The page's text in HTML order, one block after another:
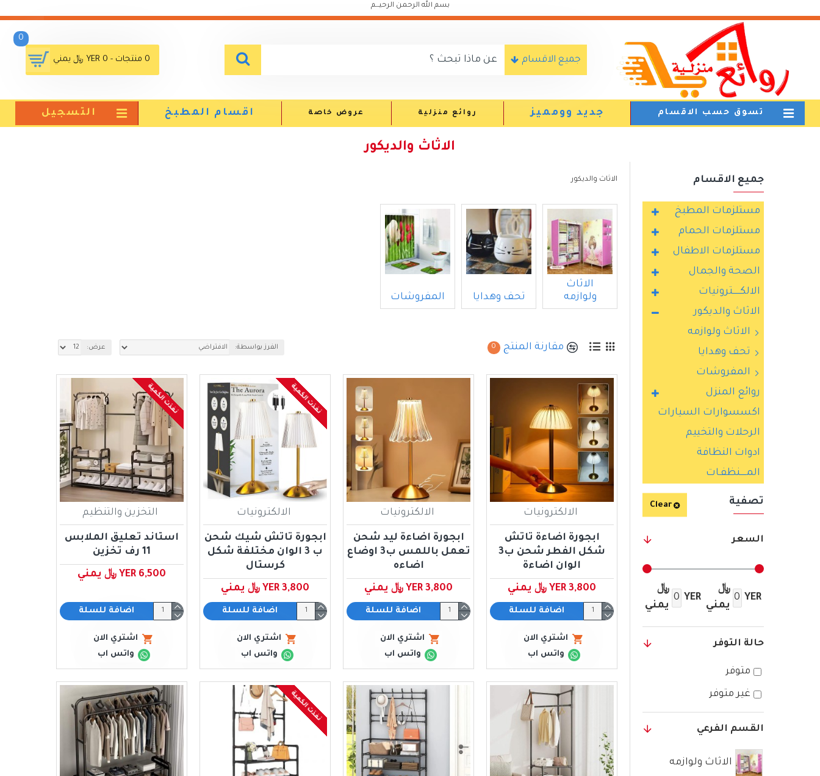
بسم الله الرحمن الرحيـــم
جميع الاقسام 0 منتجات - YER 0 ﷼ يمني
0
تسوق حسب الاقسام جديد وومميز روائع منزلية عروض خاصة اقسام المطبخ التسجيل
الاثاث والديكور
جميع الاقسام
مستلزمات المطبخ
مستلزمات الحمام
مستلزمات الاطفال
الصحة والجمال
الالكــــــترونيات
الاثاث والديكور
الاثاث ولوازمه
تحف وهدايا
المفروشات
روائع المنزل
اكسسوارات السيارات
الرحلات والتخييم
ادوات النظافة
المـــــنظفـات
تصفية Clear
السعر
YER
﷼
يمني
YER
﷼
يمني
القسم الفرعي
الاثاث ولوازمه
حالة التوفر
متوفر
غير متوفر
الاثاث والديكور
الاثاث
ولوازمه
تحف وهدايا المفروشات
مقارنة المنتج 0 الفرز بواسطة: عرض:
الالكترونيات
ابجورة اضاءة تاتش
شكل الفطر شحن ب3
الوان اضاءة
YER 3,800 ﷼ يمني
اضافة للسلة
اشتري الان
واتس اب
الالكترونيات
ابجورة اضاءة ليد شحن
تعمل باللمس ب3 اوضاع
اضاءه
YER 3,800 ﷼ يمني
اضافة للسلة
اشتري الان
واتس اب
نفذت الكمية
الالكترونيات
ابجورة تاتش شيك شحن
ب 3 الوان مختلفة شكل
كرستال
YER 3,800 ﷼ يمني
اضافة للسلة
اشتري الان
واتس اب
نفذت الكمية
التخزين والتنظيم
استاند تعليق الملابس
11 رف تخزين
YER 6,500 ﷼ يمني
اضافة للسلة
اشتري الان
واتس اب
نفذت الكمية